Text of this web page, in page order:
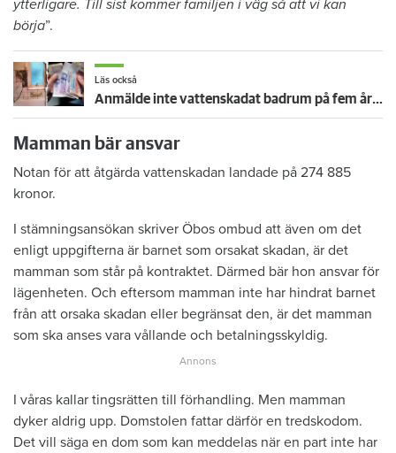
ytterligare. Till sist kommer familjen i väg så att vi kan
börja”.
Läs också
Anmälde inte vattenskadat badrum på fem år – krävs på 125 000 kronor
Mamman bär ansvar
Notan för att åtgärda vattenskadan landade på 274 885
kronor.
I stämningsansökan skriver Öbos ombud att även om det
enligt uppgifterna är barnet som orsakat skadan, är det
mamman som står på kontraktet. Därmed bär hon ansvar för
lägenheten. Och eftersom mamman inte har hindrat barnet
från att orsaka skadan eller begränsat den, är det mamman
som ska anses vara vållande och betalningsskyldig.
I våras kallar tingsrätten till förhandling. Men mamman
dyker aldrig upp. Domstolen fattar därför en tredskodom.
Det vill säga en dom som kan meddelas när en part inte har